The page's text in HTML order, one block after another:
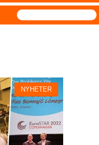
NYHETER